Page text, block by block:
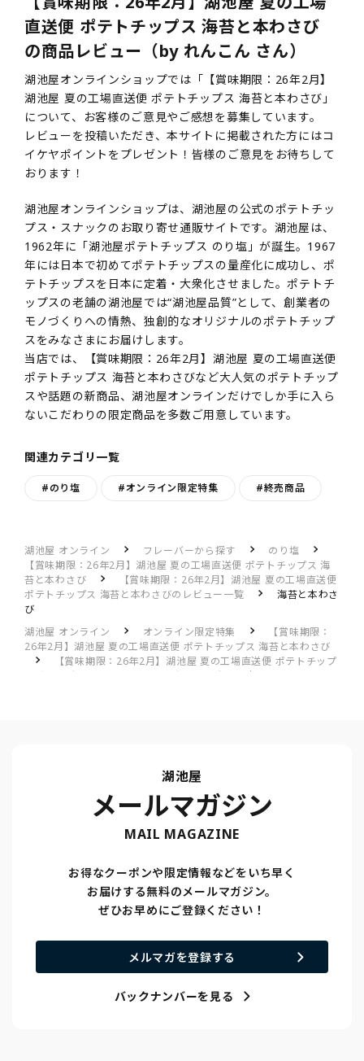
直送便 ポテトチップス 海苔と本わさび
の商品レビュー（by れんこん さん）
湖池屋オンラインショップでは「【賞味期限：26年2月】
湖池屋 夏の工場直送便 ポテトチップス 海苔と本わさび」
について、お客様のご意見やご感想を募集しています。
レビューを投稿いただき、本サイトに掲載された方にはコ
イケヤポイントをプレゼント！皆様のご意見をお待ちして
おります！
湖池屋オンラインショップは、湖池屋の公式のポテトチッ
プス・スナックのお取り寄せ通販サイトです。湖池屋は、
1962年に「湖池屋ポテトチップス のり塩」が誕生。1967
年には日本で初めてポテトチップスの量産化に成功し、ポ
テトチップスを日本に定着・大衆化させました。ポテトチ
ップスの老舗の湖池屋では“湖池屋品質”として、創業者の
モノづくりへの情熱、独創的なオリジナルのポテトチップ
スをみなさまにお届けします。
当店では、【賞味期限：26年2月】湖池屋 夏の工場直送便
ポテトチップス 海苔と本わさびなど大人気のポテトチップ
スや話題の新商品、湖池屋オンラインだけでしか手に入ら
ないこだわりの限定商品を多数ご用意しています。
関連カテゴリ一覧
#のり塩 #オンライン限定特集 #終売商品
湖池屋 オンライン フレーバーから探す
のり塩
【賞味期限：26年2月】湖池屋 夏の工場直送便 ポテトチップス 海
苔と本わさび
【賞味期限：26年2月】湖池屋 夏の工場直送便
ポテトチップス 海苔と本わさびのレビュー一覧
海苔と本わさ
び
湖池屋 オンライン
オンライン限定特集
【賞味期限：
26年2月】湖池屋 夏の工場直送便 ポテトチップス 海苔と本わさび
【賞味期限：26年2月】湖池屋 夏の工場直送便 ポテトチップ
ス 海苔と本わさびのレビュー一覧
海苔と本わさび
湖池屋
メールマガジン
MAIL MAGAZINE
お得なクーポンや限定情報などをいち早く
お届けする無料のメールマガジン。
ぜひお早めにご登録ください！
メルマガを登録する
バックナンバーを見る